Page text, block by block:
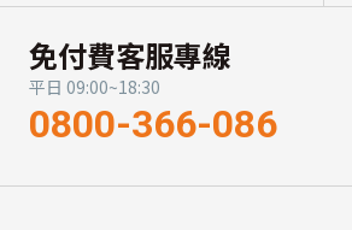
免付費客服專線
平日 09:00~18:30
0800-366-086